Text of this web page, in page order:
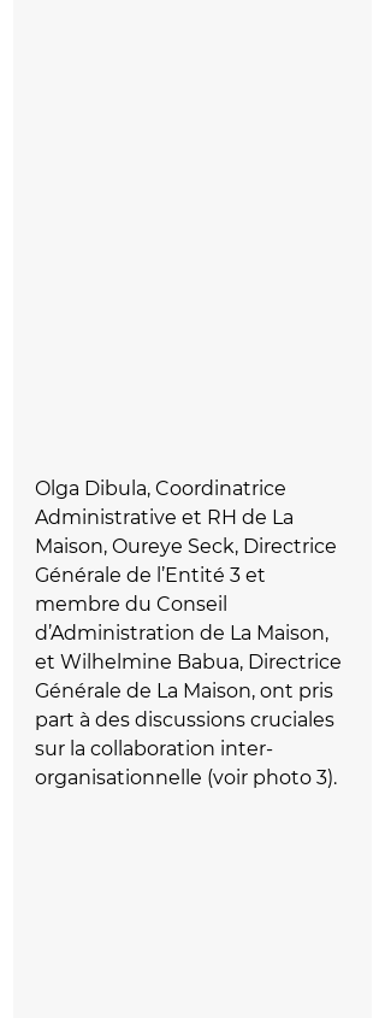
Olga Dibula, Coordinatrice
Administrative et RH de La
Maison, Oureye Seck, Directrice
Générale de l’Entité 3 et
membre du Conseil
d’Administration de La Maison,
et Wilhelmine Babua, Directrice
Générale de La Maison, ont pris
part à des discussions cruciales
sur la collaboration inter-
organisationnelle (voir photo 3).